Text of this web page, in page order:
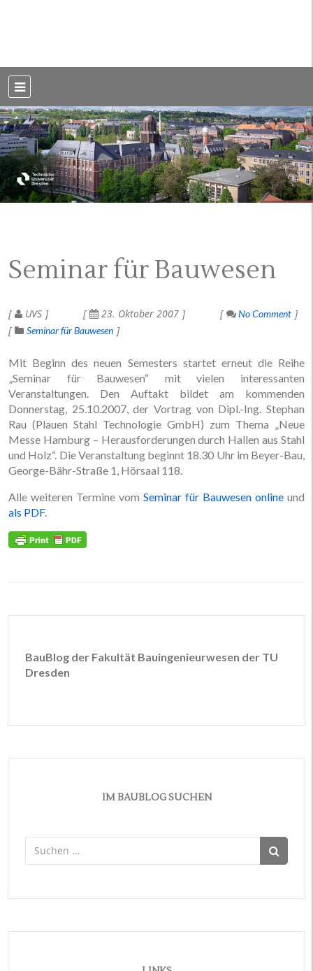
Dresden
Seminar für Bauwesen
UVS 23. Oktober 2007
No Comment
Seminar für Bauwesen
Mit Beginn des neuen Semesters startet erneut die Reihe
„Seminar für Bauwesen“ mit vielen interessanten
Veranstaltungen. Den Auftakt bildet am kommenden
Donnerstag, 25.10.2007, der Vortrag von Dipl.-Ing. Stephan
Rau (Plauen Stahl Technologie GmbH) zum Thema „Neue
Messe Hamburg – Herausforderungen durch Hallen aus Stahl
und Holz“. Die Veranstaltung beginnt 18.30 Uhr im Beyer-Bau,
George-Bähr-Straße 1, Hörsaal 118.
Alle weiteren Termine vom Seminar für Bauwesen online und
als PDF.
BauBlog der Fakultät Bauingenieurwesen der TU
Dresden
IM BAUBLOG SUCHEN
Suchen
nach: